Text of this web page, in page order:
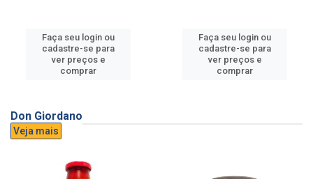
Faça seu login ou
cadastre-se para
ver preços e
comprar
Faça seu login ou
cadastre-se para
ver preços e
comprar
Don Giordano
Veja mais